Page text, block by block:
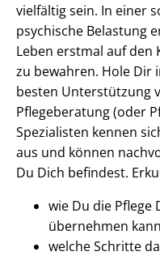
vielfältig sein. In einer
psychische Belastung
Leben erstmal auf den
zu bewahren. Hole Dir
besten Unterstützung
Pflegeberatung (oder
Spezialisten kennen
aus und können
Du Dich befindest.
wie Du die Pflege
übernehmen
welche Schritte